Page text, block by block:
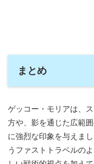
まとめ
ゲッコー・モリアは、
方や、影を通じた広範
に強烈な印象を与えま
うファストトラベルの